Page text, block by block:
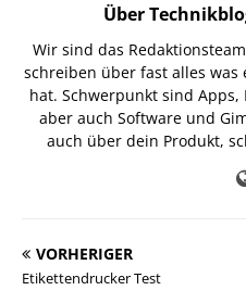
Über
Wir sind das
schreiben über fast alles was
hat. Schwerpunkt sind Apps,
aber auch Software und
auch über dein Produkt,
VORHERIGER
Etikettendrucker Test